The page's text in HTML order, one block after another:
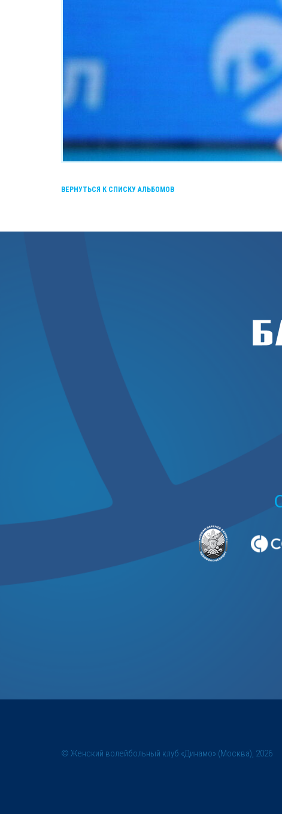
ВЕРНУТЬСЯ К СПИСКУ АЛЬБОМОВ
© Женский волейбольный клуб «Динамо» (Москва), 2026